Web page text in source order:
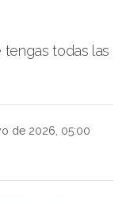
tengas todas las
de 2026, 05:00